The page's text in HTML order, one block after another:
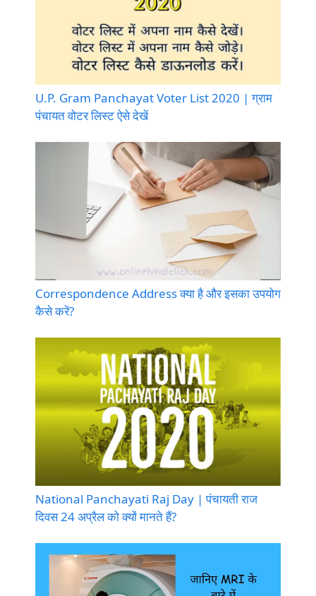
U.P. Gram Panchayat Voter List 2020 | ग्राम
पंचायत वोटर लिस्ट ऐसे देखें
Correspondence Address क्या है और इसका उपयोग
कैसे करें?
National Panchayati Raj Day | पंचायती राज
दिवस 24 अप्रैल को क्यों मानते हैं?